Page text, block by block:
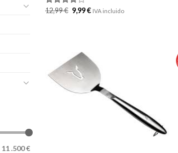
11 .500 €
Valorado
12,99€ El
precio
9,99€ElIVA incluido